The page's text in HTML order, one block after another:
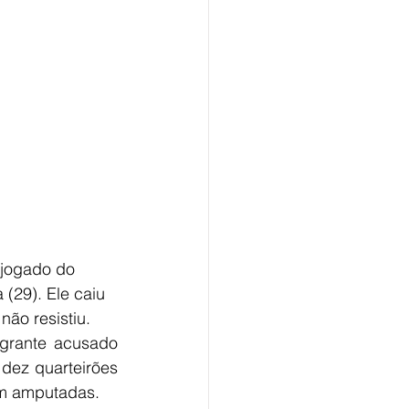
do
(29). Ele caiu
resistiu.
acusado
quarteirões
amputadas.